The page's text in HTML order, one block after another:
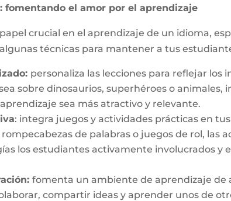
fomentando el amor por el aprendizaje
crucial en el aprendizaje de un idioma,
técnicas para mantener a tus
: personaliza las lecciones para reflejar los
sobre dinosaurios, superhéroes o animales,
aprendizaje sea más atractivo y relevante.
: integra juegos y actividades prácticas en tus
rompecabezas de palabras o juegos de rol, las
los estudiantes activamente involucrados y
fomenta un ambiente de aprendizaje de
compartir ideas y aprender unos de